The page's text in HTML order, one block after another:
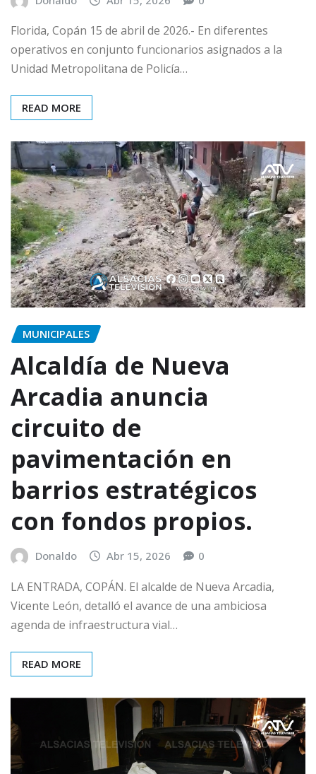
Florida, Copán 15 de abril de 2026.- En diferentes
operativos en conjunto funcionarios asignados a la
Unidad Metropolitana de Policía…
READ MORE
MUNICIPALES
Alcaldía de Nueva
Arcadia anuncia
circuito de
pavimentación en
barrios estratégicos
con fondos propios.
Donaldo Abr 15, 2026 0
LA ENTRADA, COPÁN. El alcalde de Nueva Arcadia,
Vicente León, detalló el avance de una ambiciosa
agenda de infraestructura vial…
READ MORE